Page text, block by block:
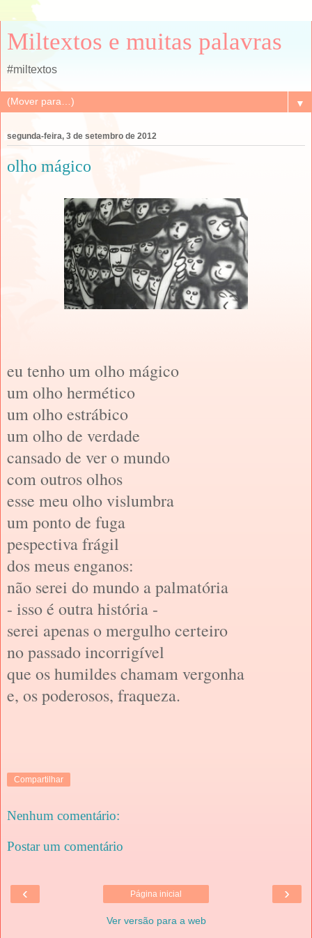
Miltextos e muitas palavras
#miltextos
▼
segunda-feira, 3 de setembro de 2012
olho mágico
eu tenho um olho mágico
um olho hermético
um olho estrábico
um olho de verdade
cansado de ver o mundo
com outros olhos
esse meu olho vislumbra
um ponto de fuga
pespectiva frágil
dos meus enganos:
não serei do mundo a palmatória
- isso é outra história -
serei apenas o mergulho certeiro
no passado incorrigível
que os humildes chamam vergonha
e, os poderosos, fraqueza.
Compartilhar
Nenhum comentário:
Postar um comentário
‹ ›
Página inicial
Ver versão para a web